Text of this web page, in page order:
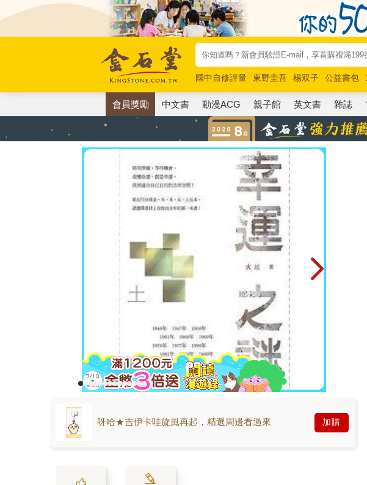
國中自修評量 東野圭吾 楊双子 公益書包
唯紅花綻放
奧德賽 路邊攤新作 馬斯克 玩
會員獎勵 中文書 動漫ACG 親子館 英文書 雜誌
呀哈★吉伊卡哇旋風再起，精選周邊看過來 加購